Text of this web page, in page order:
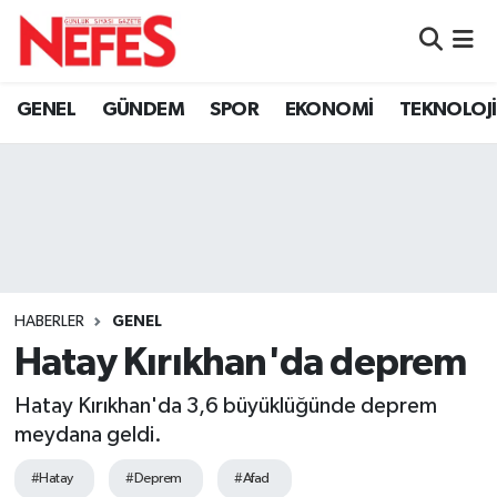
GENEL GÜNDEM SPOR EKONOMİ TEKNOLOJİ
HABERLER GENEL
Hatay Kırıkhan'da deprem
Hatay Kırıkhan'da 3,6 büyüklüğünde deprem
meydana geldi.
#Hatay #Deprem #Afad
Hava Durumu
Tüm Manşetler
Son Dakika Haberleri
Haber Arşivi